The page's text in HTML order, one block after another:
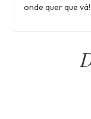
onde quer que vá!